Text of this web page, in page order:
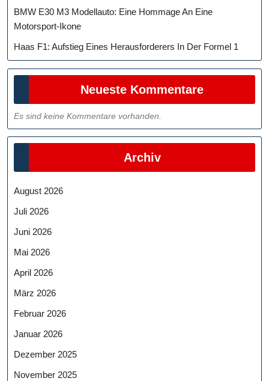
BMW E30 M3 Modellauto: Eine Hommage An Eine
Motorsport-Ikone
Haas F1: Aufstieg Eines Herausforderers In Der Formel 1
Neueste Kommentare
Es sind keine Kommentare vorhanden.
Archiv
August 2026
Juli 2026
Juni 2026
Mai 2026
April 2026
März 2026
Februar 2026
Januar 2026
Dezember 2025
November 2025